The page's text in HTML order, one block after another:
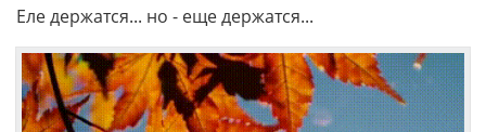
Еле держатся... но - еще держатся...